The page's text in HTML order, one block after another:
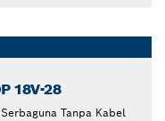
18V-28
Tanpa Kabel